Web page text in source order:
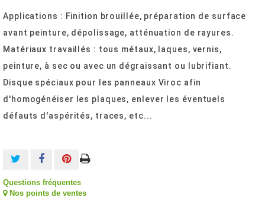
Applications : Finition brouillée, préparation de surface
avant peinture, dépolissage, atténuation de rayures.
Matériaux travaillés : tous métaux, laques, vernis,
peinture, à sec ou avec un dégraissant ou lubrifiant.
Disque spéciaux pour les panneaux Viroc afin
d'homogénéiser les plaques, enlever les éventuels
défauts d'aspérités, traces, etc...
Questions fréquentes
Nos points de ventes